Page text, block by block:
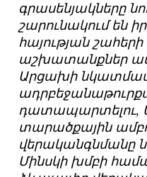
գրասենյակները
շարունակում են
հայության
աշխատանքներ
Արցախի
դատապարտելու,
տարածքային
վերականգնմանը
Մինսկի խմբի